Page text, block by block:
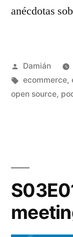
anécdotas
Publicado
por
Damián
Etiquetas:
ecommerce,
open source,